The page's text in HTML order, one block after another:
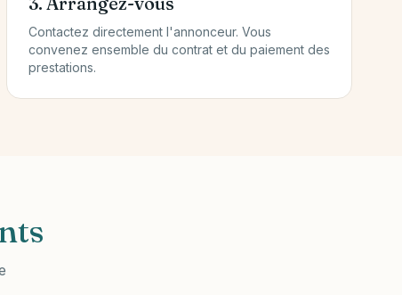
Contactez directement l'annonceur. Vous
convenez ensemble du contrat et du paiement des
prestations.